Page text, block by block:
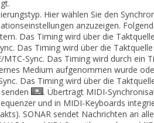
Hier wählen Sie den
anzuzeigen.
Das Timing wird über die
Das Timing wird über die
MTC-Sync. Das Timing wird durch ein
Medium aufgenommen wurde
Das Timing wird über die
. Überträgt MIDI-
und in MIDI-Keyboards
SONAR sendet Nachrichten an